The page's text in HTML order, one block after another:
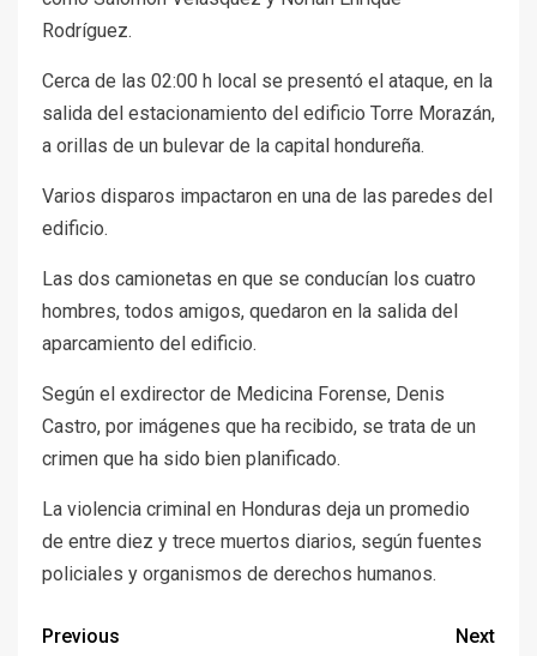
Rodríguez.
Cerca de las 02:00 h local se presentó el ataque, en la
salida del estacionamiento del edificio Torre Morazán,
a orillas de un bulevar de la capital hondureña.
Varios disparos impactaron en una de las paredes del
edificio.
Las dos camionetas en que se conducían los cuatro
hombres, todos amigos, quedaron en la salida del
aparcamiento del edificio.
Según el exdirector de Medicina Forense, Denis
Castro, por imágenes que ha recibido, se trata de un
crimen que ha sido bien planificado.
La violencia criminal en Honduras deja un promedio
de entre diez y trece muertos diarios, según fuentes
policiales y organismos de derechos humanos.
Previous
Next